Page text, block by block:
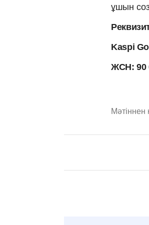
ұшын
Kaspi
ЖСН: 90
Мәтіннен